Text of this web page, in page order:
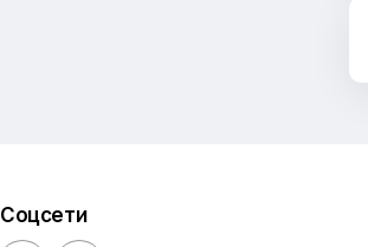
Соцсети